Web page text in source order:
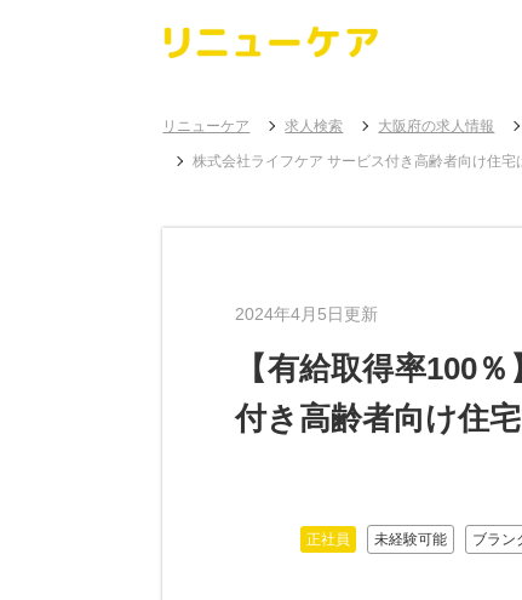
リニューケア 求人検索 大阪府の求人情報
株式会社ライフケア サービス付き高齢者向け住
2024年4月5日更新
【有給取得率100
付き高齢者向け住
正社員 未経験可能 ブラン